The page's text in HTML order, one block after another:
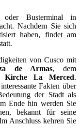
Busterminal in
Nachdem Sie sich
haben, findet am
von Cusco mit
de Armas, dem
Kirche La Merced.
Fakten über
der Stadt als
Ende hin werden Sie
bekannt für seine
Anschluss kehren Sie